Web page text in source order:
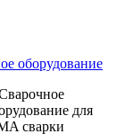
оборудование